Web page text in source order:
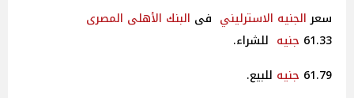
سعرالجنيه الاسترليني فى البنك الأهلى المصرى
61.33 جنيه للشراء.
61.79 جنيه للبيع.